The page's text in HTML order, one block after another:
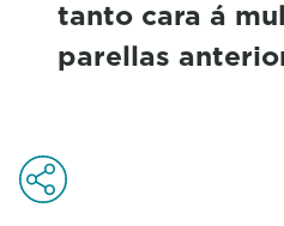
tanto cara á
parellas